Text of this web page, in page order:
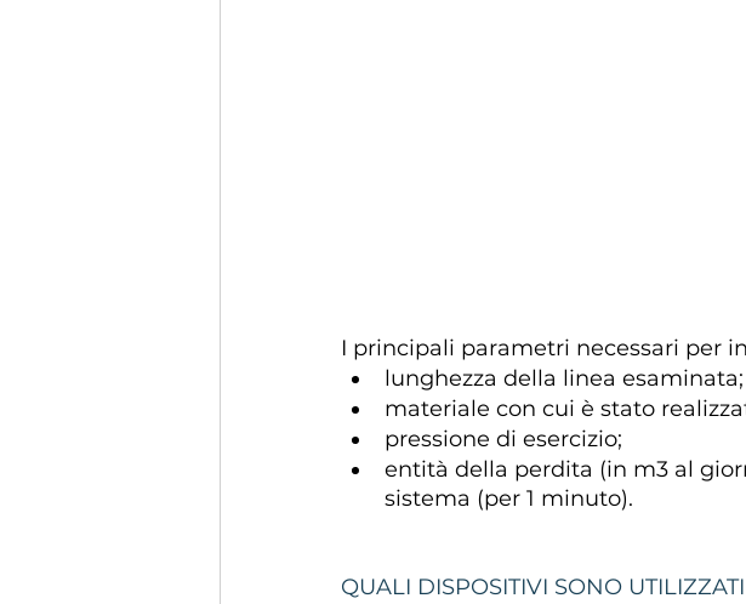
I principali parametri necessari per
lunghezza della linea esaminata;
materiale con cui è stato
pressione di esercizio;
entità della perdita (in m3 al
sistema (per 1 minuto).
QUALI DISPOSITIVI SONO